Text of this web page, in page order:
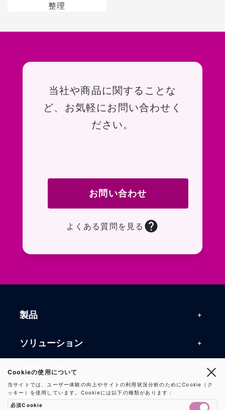
整理
お問い合わせ
当社や商品に関することな
ど、お気軽にお問い合わせく
ださい。
お問い合わせ
よくある質問を見る
製品
製品一覧
RFIDリーダー
RFIDチップ・モジュール
RFIDアンテナ
ソリューション
RFIDソリューション
RFIDとセンサー
マシンビジョン
技術・サポート
技術記事一覧
会社・サービス
Cookieの使用について
当サイトでは、ユーザー体験の向上やサイトの利用状況分析のためにCookie（ク
ッキー）を使用しています。Cookieには以下の種類があります：
必須Cookie